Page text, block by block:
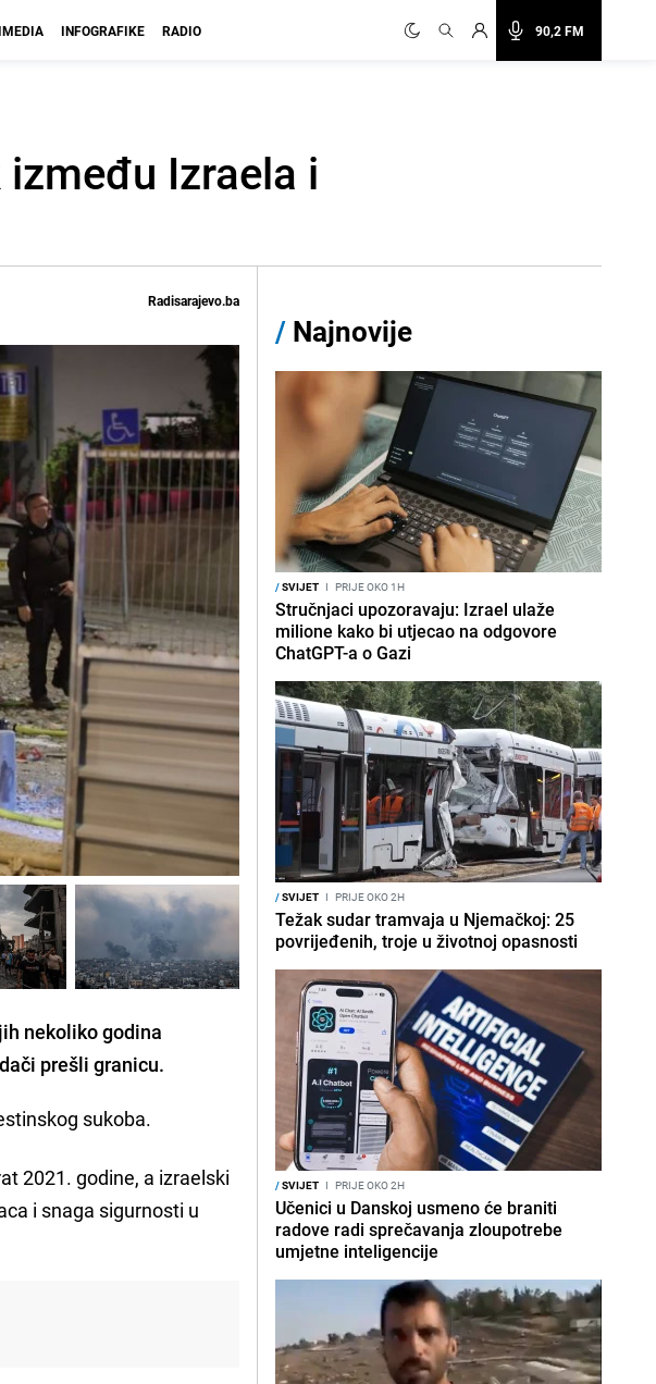
90,2 FM
INFOGRAFIKE RADIO
Izraela i
Radisarajevo.ba
nekoliko godina
prešli granicu.
sukoba.
2021. godine, a izraelski
i snaga sigurnosti u
/ Najnovije
/SVIJET I PRIJE OKO 1H
Stručnjaci upozoravaju: Izrael ulaže
milione kako bi utjecao na odgovore
ChatGPT-a o Gazi
/SVIJET I PRIJE OKO 2H
Težak sudar tramvaja u Njemačkoj: 25
povrijeđenih, troje u životnoj opasnosti
/SVIJET I PRIJE OKO 2H
Učenici u Danskoj usmeno će braniti
radove radi sprečavanja zloupotrebe
umjetne inteligencije